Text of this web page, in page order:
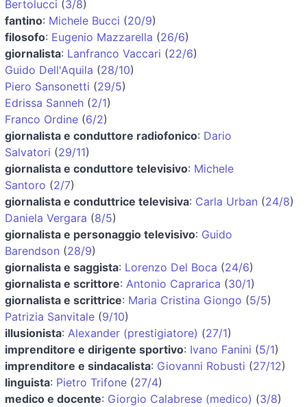
Bertolucci (3/8)
fantino: Michele Bucci (20/9)
filosofo: Eugenio Mazzarella (26/6)
giornalista: Lanfranco Vaccari (22/6)
Guido Dell'Aquila (28/10)
Piero Sansonetti (29/5)
Edrissa Sanneh (2/1)
Franco Ordine (6/2)
giornalista e conduttore radiofonico: Dario
Salvatori (29/11)
giornalista e conduttore televisivo: Michele
Santoro (2/7)
giornalista e conduttrice televisiva: Carla Urban (24/8)
Daniela Vergara (8/5)
giornalista e personaggio televisivo: Guido
Barendson (28/9)
giornalista e saggista: Lorenzo Del Boca (24/6)
giornalista e scrittore: Antonio Caprarica (30/1)
giornalista e scrittrice: Maria Cristina Giongo (5/5)
Patrizia Sanvitale (9/10)
illusionista: Alexander (prestigiatore) (27/1)
imprenditore e dirigente sportivo: Ivano Fanini (5/1)
imprenditore e sindacalista: Giovanni Robusti (27/12)
linguista: Pietro Trifone (27/4)
medico e docente: Giorgio Calabrese (medico) (3/8)